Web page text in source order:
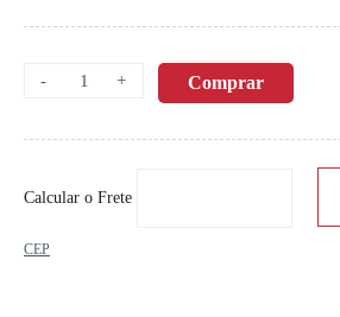
+
- Comprar
Calcular o Frete
CEP